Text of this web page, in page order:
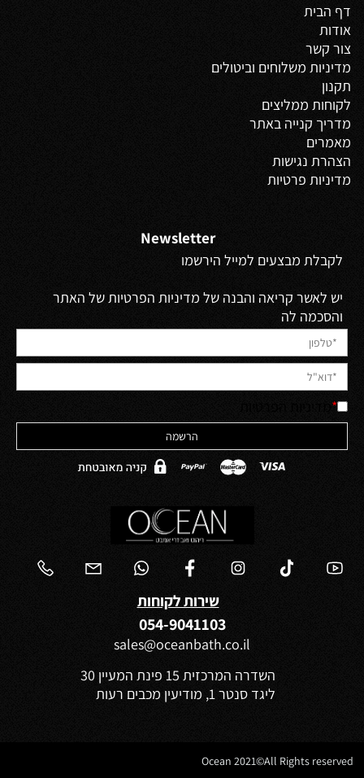
דף הבית
אודות
צור קשר
מדיניות משלוחים וביטולים
תקנון
לקוחות ממליצים
מדריך קנייה באתר
מאמרים
הצהרת נגישות
מדיניות פרטיות
Newsletter
לקבלת מבצעים למייל הירשמו
יש לאשר קריאה והבנה של מדיניות הפרטיות של האתר
והסכמה לה
*
שירות לקוחות
054-9041103
sales@oceanbath.co.il
השדרה המרכזית 15 פינת המעיין 30
ליגד סנטר 1, מודיעין מכבים רעות